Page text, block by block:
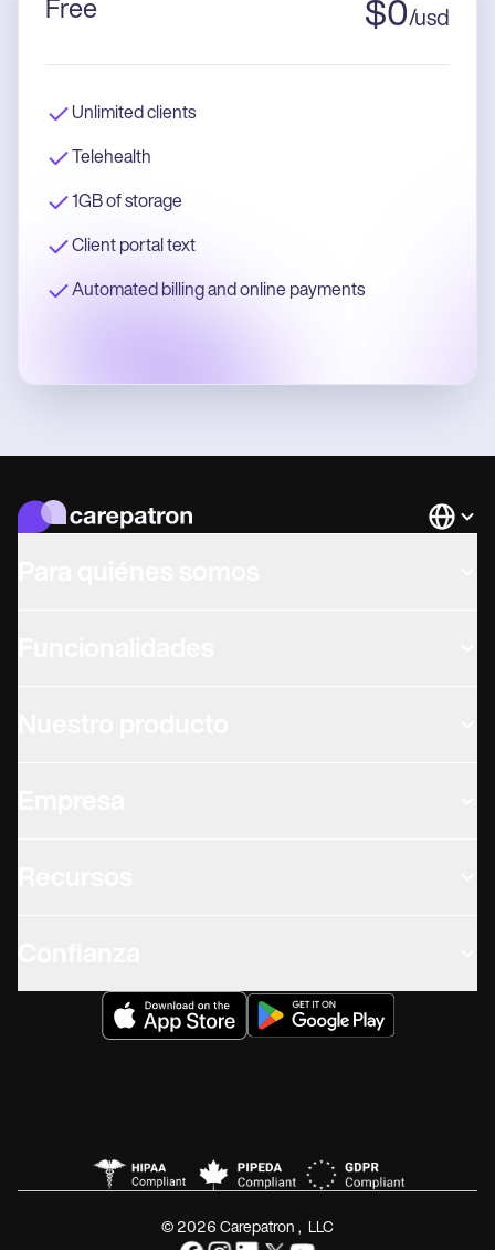
Free $0/usd
Unlimited clients
Telehealth
1GB of storage
Client portal text
Automated billing and online payments
© 2026 Carepatron, LLC